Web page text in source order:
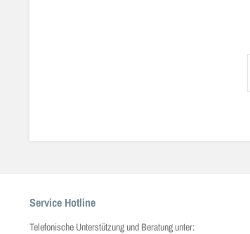
Service Hotline
Telefonische Unterstützung und Beratung unter: